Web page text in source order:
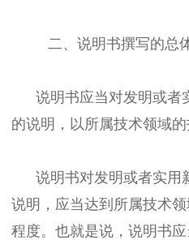
二、说明书撰写的总
说明书应当对发明或者
的说明，以所属技术领域
说明书对发明或者实用
说明，应当达到所属技术
程度。也就是说，说明书